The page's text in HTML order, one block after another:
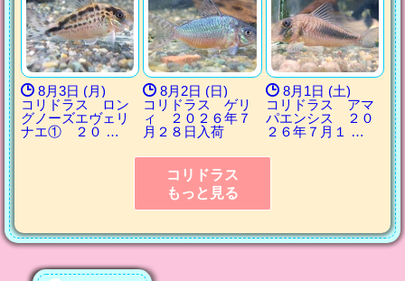
8月3日 (月)
コリドラス ロン
グノーズエヴェリ
ナエ① ２０ …
8月2日 (日)
コリドラス ゲリ
ィ ２０２６年７
月２８日入荷
8月1日 (土)
コリドラス アマ
パエンシス ２０
２６年７月１ …
コリドラス
もっと見る